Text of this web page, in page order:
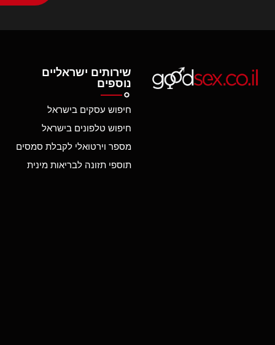
שירותים ישראליים
נוספים
חיפוש עסקים בישראל
חיפוש טלפונים בישראל
מספר וירטואלי לקבלת סמסים
תוספי תזונה לבריאות מינית